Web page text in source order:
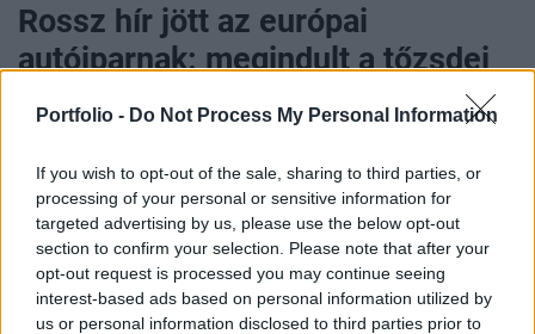
Portfolio - Do Not Process My Personal Information
If you wish to opt-out of the sale, sharing to third parties, or
processing of your personal or sensitive information for
targeted advertising by us, please use the below opt-out
section to confirm your selection. Please note that after your
opt-out request is processed you may continue seeing
interest-based ads based on personal information utilized by
us or personal information disclosed to third parties prior to
Rossz hír jött az európai
autóiparnak: megindult a tőzsdei
támadás a legismertebb gyártók
Portfolio
2026. június 17. 08:39
Hedge fundok egész sora fogad az európai
autógyártók részvényei és kötvényei ellen, miután